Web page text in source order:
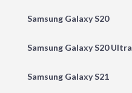
Samsung Galaxy S20
Samsung Galaxy S20 Ultra
Samsung Galaxy S21